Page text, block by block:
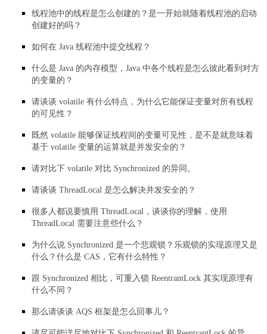
线程池中的线程是怎么创建的？是一开始就随着线程池的启动
创建好的吗？
如何在 Java 线程池中提交线程？
什么是 Java 的内存模型，Java 中各个线程是怎么彼此看到对方
的变量的？
请谈谈 volatile 有什么特点，为什么它能保证变量对所有线程
的可见性？
既然 volatile 能够保证线程间的变量可见性，是不是就意味着
基于 volatile 变量的运算就是并发安全的？
请对比下 volatile 对比 Synchronized 的异同。
请谈谈 ThreadLocal 是怎么解决并发安全的？
很多人都说要慎用 ThreadLocal，谈谈你的理解，使用
ThreadLocal 需要注意些什么？
为什么说 Synchronized 是一个悲观锁？乐观锁的实现原理又是
什么？什么是 CAS，它有什么特性？
跟 Synchronized 相比，可重入锁 ReentrantLock 其实现原理有
什么不同？
那么请谈谈 AQS 框架是怎么回事儿？